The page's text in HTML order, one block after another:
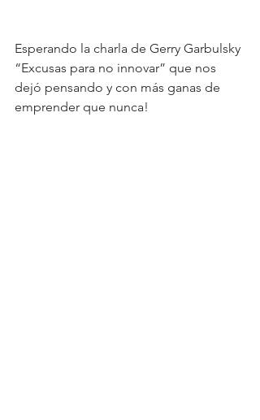
Esperando la charla de Gerry Garbulsky
“Excusas para no innovar” que nos
dejó pensando y con más ganas de
emprender que nunca!